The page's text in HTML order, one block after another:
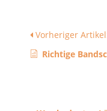
Vorheriger
Richtige